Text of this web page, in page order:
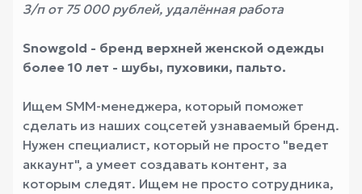
З/п от 75 000 рублей, удалённая работа
Snowgold - бренд верхней женской одежды
более 10 лет - шубы, пуховики, пальто.
Ищем SMM-менеджера, который поможет
сделать из наших соцсетей узнаваемый бренд.
Нужен специалист, который не просто "ведет
аккаунт", а умеет создавать контент, за
которым следят. Ищем не просто сотрудника,